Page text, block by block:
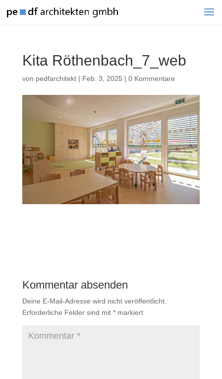
Kita Röthenbach_7_web
von pedfarchitekt| Feb. 3, 2025 | 0 Kommentare
Kommentar absenden
Deine E-Mail-Adresse wird nicht veröffentlicht.
Erforderliche Felder sind mit *markiert